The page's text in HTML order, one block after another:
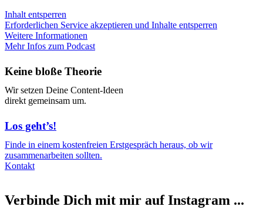
Inhalt entsperren
Erforderlichen Service akzeptieren und Inhalte entsperren
Weitere Informationen
Mehr Infos zum Podcast
Keine bloße Theorie
Wir setzen Deine Content-Ideen
direkt gemeinsam um.
Los geht’s!
Finde in einem kostenfreien Erstgespräch heraus, ob wir
zusammenarbeiten sollten.
Kontakt
Verbinde Dich mit mir auf Instagram ...